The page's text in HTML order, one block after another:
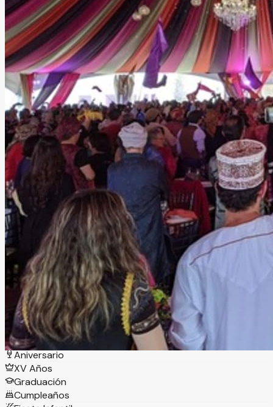
El Batán Eventos
Corregidora, Querétaro Jardín Hasta1200 personas
Información
El Jardín de Eventos más bello, exclusivo y adecuado para
tú evento en Querétaro.
Tipos de eventos
Boda
Aniversario
XV Años
Graduación
Cumpleaños